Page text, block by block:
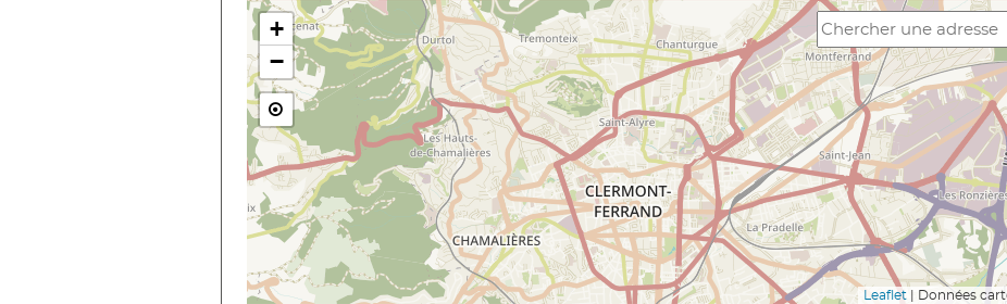
+
−

Leaflet Données